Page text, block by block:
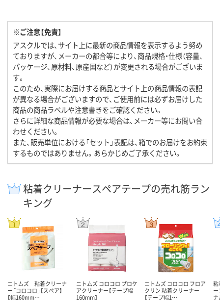
※ご注意【免責】
アスクルでは、サイト上に最新の商品情報を表示するよう努め
ておりますが、メーカーの都合等により、商品規格・仕様（容量、
パッケージ、原材料、原産国など）が変更される場合がございま
す。
このため、実際にお届けする商品とサイト上の商品情報の表記
が異なる場合がございますので、ご使用前には必ずお届けした
商品の商品ラベルや注意書きをご確認ください。
さらに詳細な商品情報が必要な場合は、メーカー等にお問い合
わせください。
また、販売単位における「セット」表記は、箱でのお届けをお約束
するものではありません。あらかじめご了承ください。
粘着クリーナースペアテープの売れ筋ラン
キング
ニトムズ 粘着クリーナ
ー「コロコロ」【スペア】
【幅160mm…
ニトムズ コロコロ プロケ
アクリーナー【テープ幅
160mm】
ニトムズ コロコロ フロア
クリン 粘着クリーナー
【テープ幅1…
粘